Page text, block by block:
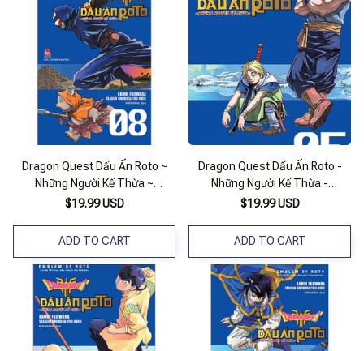
Dragon Quest Dấu Ấn Roto ~
Những Người Kế Thừa ~
(Emblem Of Roto ~ To The
Emblem ~) Tập 8
$19.99 USD
ADD TO CART
Dragon Quest Dấu Ấn Roto -
Những Người Kế Thừa -
(Emblem Of Roto - To The
Emblem) - Tập 5
$19.99 USD
ADD TO CART